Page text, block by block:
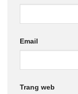
Email
Trang web